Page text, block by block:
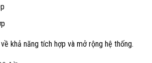
khả năng tích hợp và mở rộng hệ thống.